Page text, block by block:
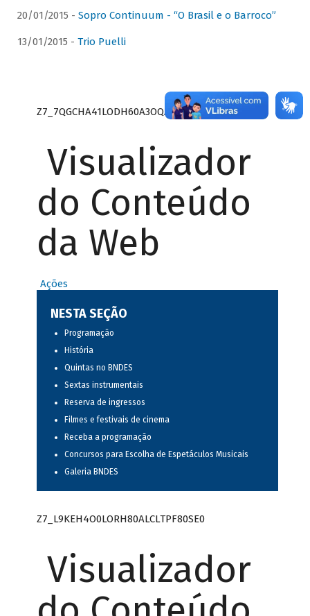
20/01/2015 - Sopro Continuum - “O Brasil e o Barroco”
13/01/2015 - Trio Puelli
Z7_7QGCHA41LODH60A3OQA8RN1415
Visualizador
do Conteúdo
da Web
Ações
NESTA SEÇÃO
Programação
História
Quintas no BNDES
Sextas instrumentais
Reserva de ingressos
Filmes e festivais de cinema
Receba a programação
Concursos para Escolha de Espetáculos Musicais
Galeria BNDES
Z7_L9KEH4O0LORH80ALCLTPF80SE0
Visualizador